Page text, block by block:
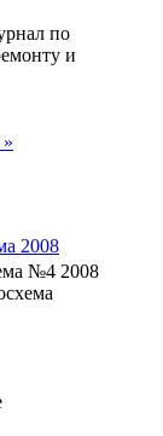
по
и
2008
№4 2008